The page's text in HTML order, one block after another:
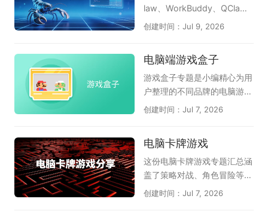
问题。这套工具合集以轻巧实
覆盖了从日常办公到系统维护
散软件，莫停之这套合集就能
帮助电脑保持稳定流畅的状
态，是非常值得常备的电脑工
机、防御能力出色而备受好
评，能有效拦截木马病毒和流
氓软件；《火绒应用商店》提
上架应用均经过严格检测，杜
绝捆绑和恶意插件；《火绒强
力卸载》则专为清理顽固软件
设计，能够深度扫描并彻底删
除残留文件和注册表，释放磁
其职，从安全守护到软件管
理，形成了一套完整的电脑维
护方案。火绒安全软件还具备
能，全方位守护电脑安全。如
law、WorkBuddy、QCla
w、LobsterAI有道龙虾、36
内主流龙虾工具，为您提供全
面的OpenClaw软件选择参
考，助力高效AI办公自动化。
特别是腾讯和360都已上线龙
伴赶紧下载体验吧。
创建时间：Jul 9, 2026
电脑端游戏盒子
游戏盒子专题是小编精心为用
户整理的不同品牌的电脑游戏
盒子软件，它们是51游戏盒
游戏盒子、多玩我的世界盒子
等等；游戏盒子可以理解为游
戏工具或游戏助手，它可以将
好玩的小游戏、页游、网游汇
聚到一起，不用下载就能玩；
创建时间：Jul 7, 2026
电脑卡牌游戏
这份电脑卡牌游戏专题汇总涵
盖了策略对战、角色冒险等多
种玩法，天极软件专员为卡牌
创建时间：Jul 7, 2026